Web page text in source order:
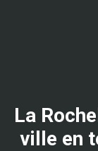
La
ville en